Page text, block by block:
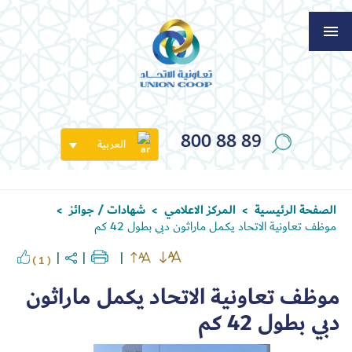
800 88 89 العربية
الصفحة الرئيسية > المركز الاعلامي > شهادات / جوائز >
موظف تعاونية الاتحاد يكمل ماراثون دبي بطول 42 كم
( 1 )
موظف تعاونية الاتحاد يكمل ماراثون
دبي بطول 42 كم